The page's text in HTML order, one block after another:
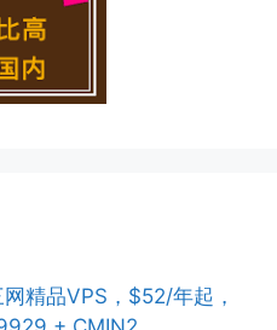
精品VPS，$52/年起，